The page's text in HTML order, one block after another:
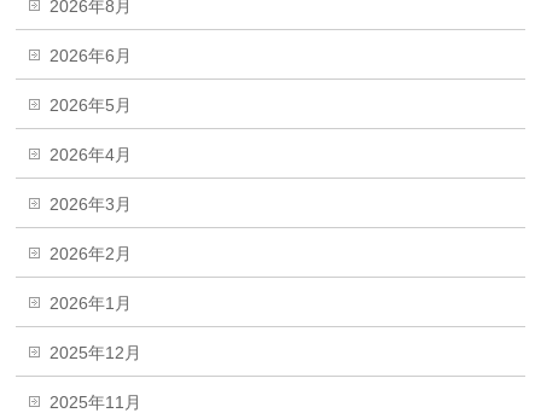
2026年8月
2026年6月
2026年5月
2026年4月
2026年3月
2026年2月
2026年1月
2025年12月
2025年11月